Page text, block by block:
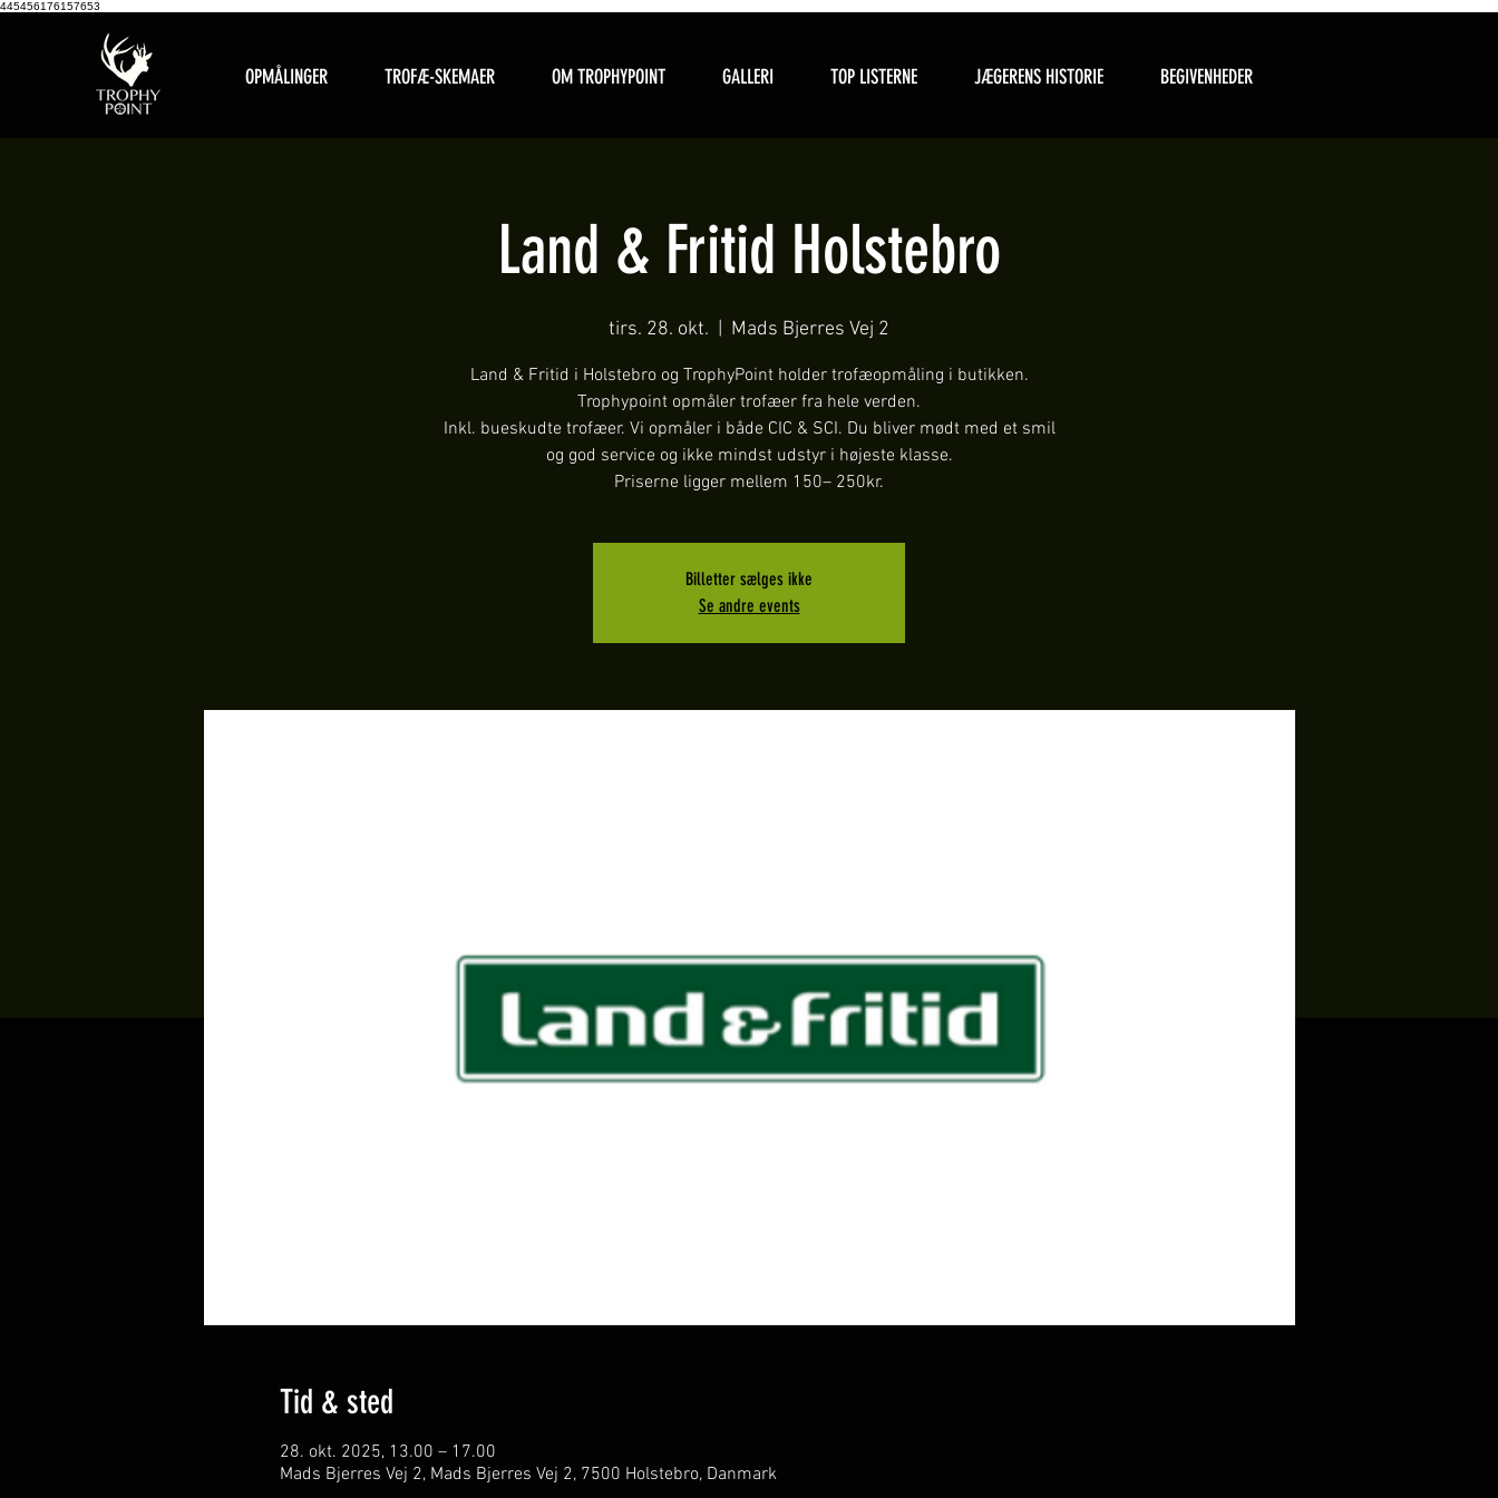
445456176157653
OPMÅLINGER TROFÆ-SKEMAER OM TROPHYPOINT GALLERI TOP LISTERNE JÆGERENS HISTORIE BEGIVENHEDER
Land & Fritid Holstebro
tirs. 28. okt. Mads Bjerres Vej 2
Land & Fritid i Holstebro og TrophyPoint holder trofæopmåling i butikken.
Trophypoint opmåler trofæer fra hele verden.
Inkl. bueskudte trofæer. Vi opmåler i både CIC & SCI. Du bliver mødt med et smil
og god service og ikke mindst udstyr i højeste klasse.
Billetter sælges ikke
Se andre events
Tid & sted
28. okt. 2025, 13.00 – 17.00
Mads Bjerres Vej 2, Mads Bjerres Vej 2, 7500 Holstebro, Danmark